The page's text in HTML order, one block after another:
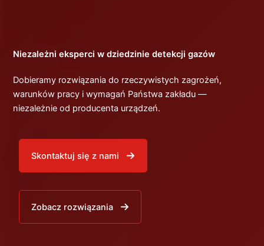
Niezależni eksperci w dziedzinie detekcji gazów
Dobieramy rozwiązania do rzeczywistych zagrożeń,
warunków pracy i wymagań Państwa zakładu —
niezależnie od producenta urządzeń.
Skontaktuj się z nami
Zobacz rozwiązania